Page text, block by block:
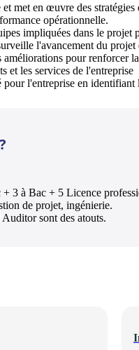
met en œuvre des
opérationnelle.
impliquées dans le projet
l'avancement du projet
améliorations pour renforcer
et les services de l'entreprise
l'entreprise en
3 à Bac + 5 Licence
de projet, ingénierie.
sont des atouts.